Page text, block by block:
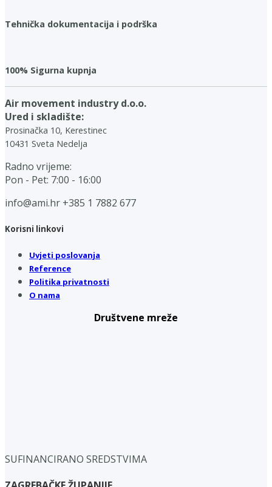
Tehnička dokumentacija i podrška
100% Sigurna kupnja
Air movement industry d.o.o.
Ured i skladište:
Prosinačka 10, Kerestinec
10431 Sveta Nedelja
Radno vrijeme:
Pon - Pet: 7:00 - 16:00
info@ami.hr +385 1 7882 677
Korisni linkovi
Uvjeti poslovanja
Reference
Politika privatnosti
O nama
Društvene mreže
SUFINANCIRANO SREDSTVIMA